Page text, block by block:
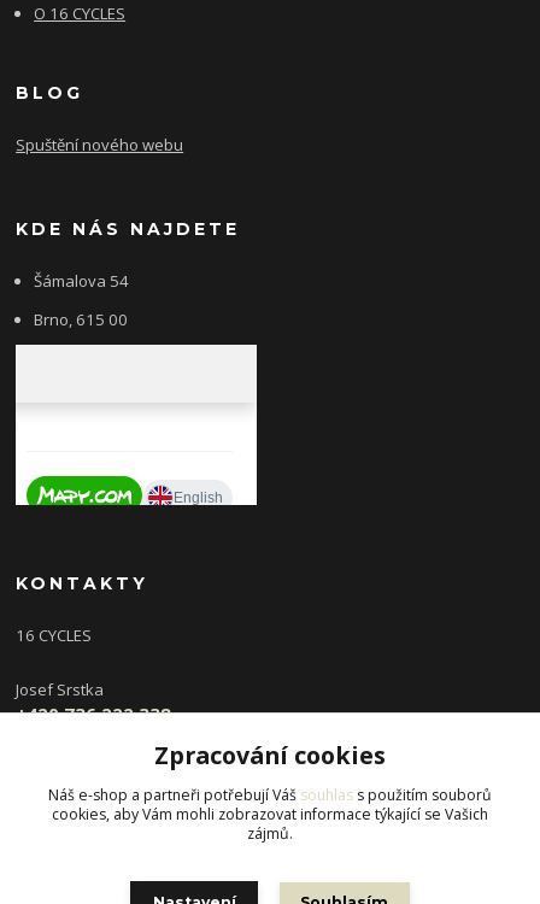
O 16 CYCLES
BLOG
Spuštění nového webu
KDE NÁS NAJDETE
Šámalova 54
Brno, 615 00
KONTAKTY
16 CYCLES
Josef Srstka
+420 736 222 338
info@16cycles.cz
Zpracování cookies
Náš e-shop a partneři potřebují Váš souhlas s použitím souborů
cookies, aby Vám mohli zobrazovat informace týkající se Vašich
zájmů.